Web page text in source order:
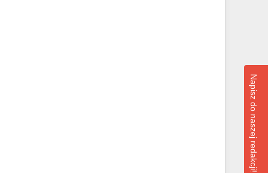
Napisz do naszej redakcji!